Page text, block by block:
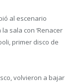
al escenario
sala con ‘Renacer
primer disco de
volvieron a bajar